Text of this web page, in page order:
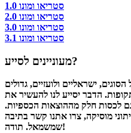
סטריאו ומונו 1.0
סטריאו ומונו 2.0
סטריאו ומונו 3.0
סטריאו ומונו 3.1
מעוניינים לסייע?
ישראליים ולועזיים, גדולים
הדבר יסייע לנו להעשיר את
לכסות חלק מההוצאות הכספיות.
מוסיקה, צרו אתנו קשר בתיבה
שמשמאל. תודה!